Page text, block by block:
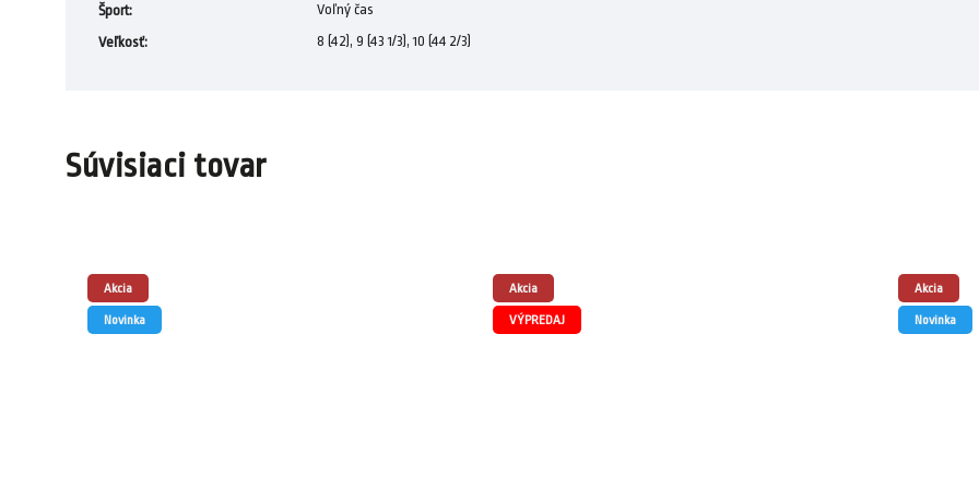
Šport:
Voľný čas
Veľkosť: 8 (42), 9 (43 1/3), 10 (44 2/3)
Súvisiaci tovar
Akcia
Novinka
Akcia
VÝPREDAJ
Akcia
Novinka